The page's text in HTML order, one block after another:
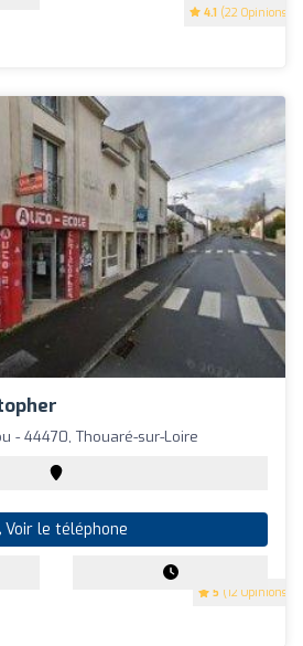
4.1 (22 Opinions)
5 (12 Opinions)
- 44470, Thouaré-sur-Loire
Voir le téléphone